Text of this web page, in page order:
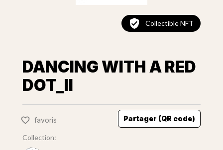
Collectible NFT
DANCING WITH A RED
DOT_II
favoris Partager (QR code)
Collection: